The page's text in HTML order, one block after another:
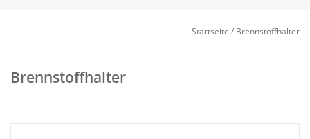
Startseite / Brennstoffhalter
Brennstoffhalter